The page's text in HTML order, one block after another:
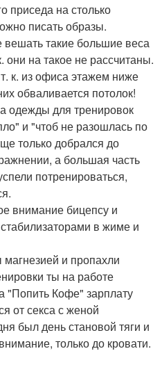
приседа на столько
писать образы.
вешать такие большие веса
они на такое не рассчитаны.
к. из офиса этажем ниже
обваливается потолок!
одежды для тренировок
и "чтоб не разошлась по
только добрался до
а большая часть
потренироваться,
внимание бицепсу и
в жиме и
и пропахли
ты на работе
"Попить Кофе" зарплату
от секса с женой
был день становой тяги и
только до кровати.